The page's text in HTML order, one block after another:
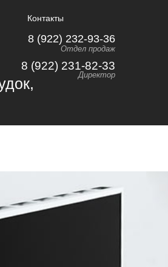
Контакты
8 (922) 232-93-36
Отдел продаж
8 (922) 231-82-33
Директор